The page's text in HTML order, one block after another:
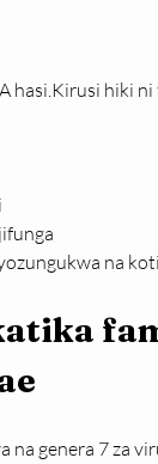
hasi.Kirusi hiki
na
genera 7 za